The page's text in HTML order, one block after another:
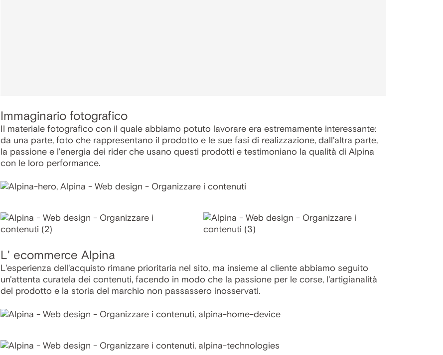
Immaginario fotografico
Il materiale fotografico con il quale abbiamo potuto lavorare era estremamente interessante:
da una parte, foto che rappresentano il prodotto e le sue fasi di realizzazione, dall'altra parte,
la passione e l'energia dei rider che usano questi prodotti e testimoniano la qualità di Alpina
con le loro performance.
L' ecommerce Alpina
L'esperienza dell'acquisto rimane prioritaria nel sito, ma insieme al cliente abbiamo seguito
un'attenta curatela dei contenuti, facendo in modo che la passione per le corse, l'artigianalità
del prodotto e la storia del marchio non passassero inosservati.